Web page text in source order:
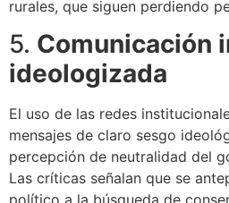
rurales, que siguen perdiendo
5. Comunicación
ideologizada
El uso de las redes
mensajes de claro sesgo
percepción de neutralidad del
Las críticas señalan que se
político a la búsqueda de